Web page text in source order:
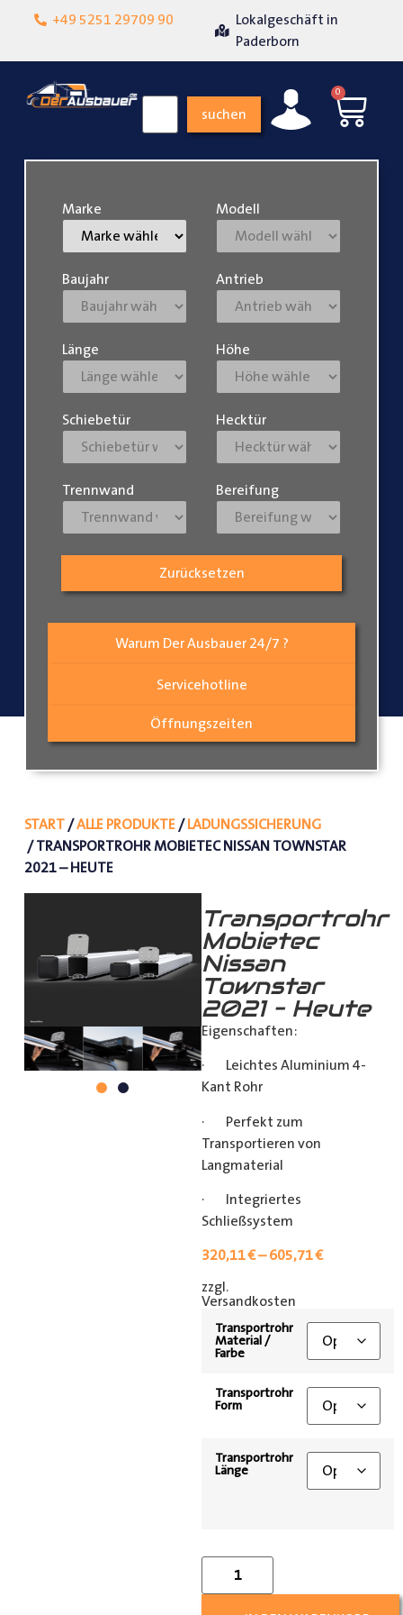
+49 5251 29709 90
Lokalgeschäft in
Über 15 Jahre
suchen
0
Warum Der Ausbauer 24/7 ?
Servicehotline
Öffnungszeiten
Marke Modell
Baujahr Antrieb
Länge Höhe
Schiebetür Hecktür
Trennwand Bereifung
Zurücksetzen
START/ALLE PRODUKTE/LADUNGSSICHERUNG
/ TRANSPORTROHR MOBIETEC NISSAN TOWNSTAR
2021 – HEUTE
Transportrohr
Mobietec
Nissan
Townstar
2021 – Heute
Eigenschaften:
· Leichtes Aluminium 4-
Kant Rohr
· Perfekt zum
Transportieren von
Langmaterial
· Integriertes
Schließsystem
320,11€–605,71€
zzgl.
Versandkosten
Transportrohr
Material /
Farbe
Transportrohr
Form
Transportrohr
Länge